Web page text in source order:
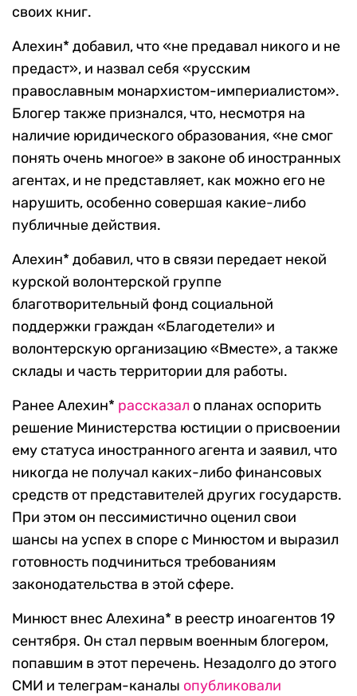
своих книг.
Алехин* добавил, что «не предавал никого и не
предаст», и назвал себя «русским
православным монархистом-империалистом».
Блогер также признался, что, несмотря на
наличие юридического образования, «не смог
понять очень многое» в законе об иностранных
агентах, и не представляет, как можно его не
нарушить, особенно совершая какие-либо
публичные действия.
Алехин* добавил, что в связи передает некой
курской волонтерской группе
благотворительный фонд социальной
поддержки граждан «Благодетели» и
волонтерскую организацию «Вместе», а также
склады и часть территории для работы.
Ранее Алехин* рассказал о планах оспорить
решение Министерства юстиции о присвоении
ему статуса иностранного агента и заявил, что
никогда не получал каких-либо финансовых
средств от представителей других государств.
При этом он пессимистично оценил свои
шансы на успех в споре с Минюстом и выразил
готовность подчиниться требованиям
законодательства в этой сфере.
Минюст внес Алехина* в реестр иноагентов 19
сентября. Он стал первым военным блогером,
попавшим в этот перечень. Незадолго до этого
СМИ и телеграм-каналы опубликовали